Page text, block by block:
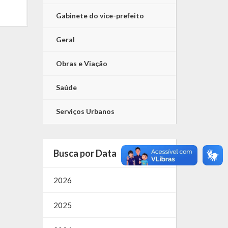
Gabinete do vice-prefeito
Geral
Obras e Viação
Saúde
Serviços Urbanos
Busca por Data
2026
2025